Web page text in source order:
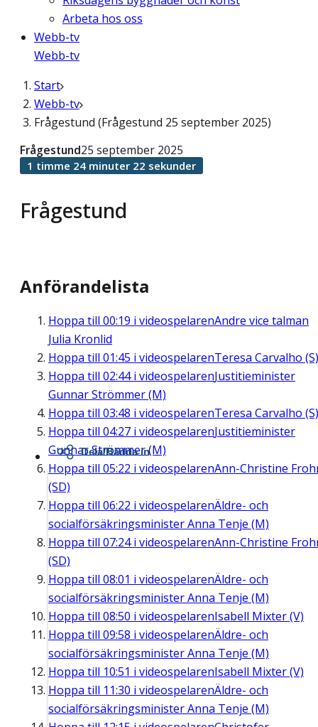
Arbeta hos oss
Webb-tv
Webb-tv
Start
Webb-tv
Frågestund (Frågestund 25 september 2025)
Frågestund
Frågestund25 september 2025
1 timme 24 minuter 22 sekunder
Anförandelista
Hoppa till 00:19 i videospelarenAndre vice talman
Julia Kronlid
Hoppa till 01:45 i videospelarenTeresa Carvalho (S)
Hoppa till 02:44i videospelarenJustitieminister
Gunnar Strömmer (M)
Hoppa till 03:48 i videospelarenTeresa Carvalho (S)
Hoppa till 04:27 i videospelarenJustitieminister
Gunnar Strömmer (M)
Hoppa till 05:22 i videospelarenAnn-Christine
(SD)
Hoppa till 06:22 i videospelarenÄldre- och
socialförsäkringsminister Anna Tenje (M)
Hoppa till 07:24i videospelarenAnn-Christine
(SD)
Hoppa till 08:01 i videospelarenÄldre- och
socialförsäkringsminister Anna Tenje (M)
Hoppa till 08:50 i videospelarenIsabell Mixter (V)
Hoppa till 09:58 i videospelarenÄldre- och
socialförsäkringsminister Anna Tenje (M)
Hoppa till 10:51 i videospelarenIsabell Mixter (V)
Hoppa till 11:30 i videospelarenÄldre- och
socialförsäkringsminister Anna Tenje (M)
Dela/Bädda in